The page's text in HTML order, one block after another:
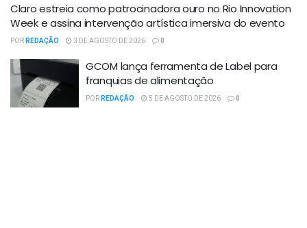
Claro estreia como patrocinadora ouro no Rio Innovation
Week e assina intervenção artística imersiva do evento
PORREDAÇÃO 3 DE AGOSTO DE 2026 0
GCOM lança ferramenta de Label para
franquias de alimentação
PORREDAÇÃO 5 DE AGOSTO DE 2026 0